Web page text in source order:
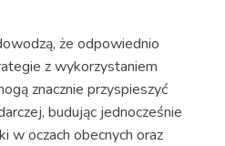
że odpowiednio
z wykorzystaniem
znacznie przyspieszyć
budując jednocześnie
w oczach obecnych oraz